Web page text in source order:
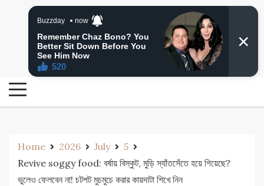
24 Ghanta Bangla News
24 Ghanta Bengali News
Home 2026 July
5
Revive soggy food: বর্ষায় বিস্কুট, মুড়ি স্যাঁতসেঁতে হয়ে গিয়েছে?
ভুলেও ফেলবেন না! চটপট মুচমুচে করার কায়দাটা শিখে নিন